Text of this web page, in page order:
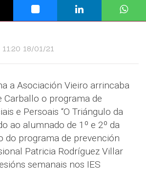
11:20 18/01/21
a Asociación Vieiro arrincaba
Carballo o programa de
e Persoais “O Triángulo da
ao alumnado de 1º e 2º da
do programa de prevención
Patricia Rodríguez Villar
semanais nos IES